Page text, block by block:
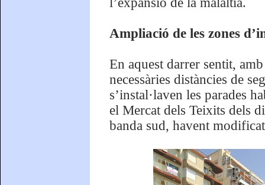
Ampliació de les zones
En aquest darrer sentit,
necessàries distàncies de
s’instal·laven les parades
el Mercat dels Teixits dels
banda sud, havent